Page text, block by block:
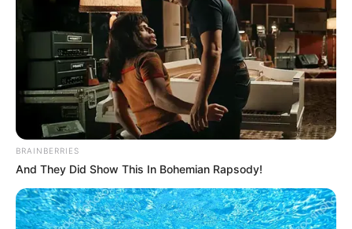
BRAINBERRIES
And They Did Show This In Bohemian Rapsody!